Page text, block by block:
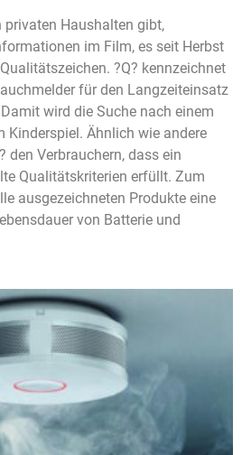
privaten Haushalten gibt,
im Film, es seit Herbst
?Q? kennzeichnet
für den Langzeiteinsatz
wird die Suche nach einem
Kinderspiel. Ähnlich wie andere
den Verbrauchern, dass ein
Qualitätskriterien erfüllt. Zum
ausgezeichneten Produkte eine
von Batterie und